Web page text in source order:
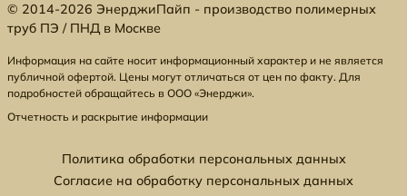
© 2014-2026 ЭнерджиПайп - производство полимерных
труб ПЭ / ПНД в Москве
Информация на сайте носит информационный характер и не является
публичной офертой. Цены могут отличаться от цен по факту. Для
подробностей обращайтесь в ООО «Энерджи».
Отчетность и раскрытие информации
Политика обработки персональных данных
Согласие на обработку персональных данных